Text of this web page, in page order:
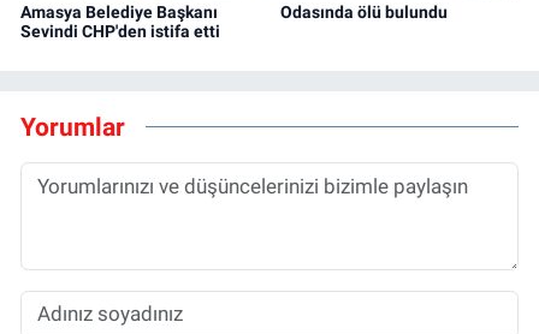
Amasya Belediye Başkanı
Sevindi CHP'den istifa etti
Odasında ölü bulundu
Yorumlar